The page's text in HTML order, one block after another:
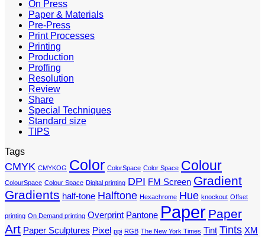
On Press
Paper & Materials
Pre-Press
Print Processes
Printing
Production
Proffing
Resolution
Review
Share
Special Techniques
Standard size
TIPS
Tags
CMYK CMYKOG Color ColorSpace Color Space Colour
ColourSpace Colour Space Digital printing DPI FM Screen Gradient
Gradients half-tone Halftone Hexachrome Hue knockout Offset
printing On Demand printing Overprint Pantone Paper Paper
Art Paper Sculptures Pixel ppi RGB The New York Times Tint Tints XM